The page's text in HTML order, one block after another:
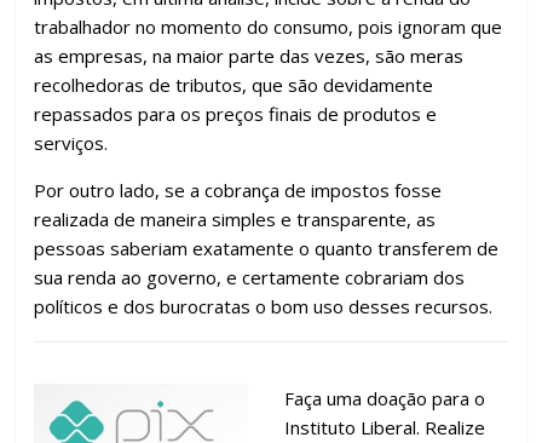
trabalhador no momento do consumo, pois ignoram que
as empresas, na maior parte das vezes, são meras
recolhedoras de tributos, que são devidamente
repassados para os preços finais de produtos e
serviços.
Por outro lado, se a cobrança de impostos fosse
realizada de maneira simples e transparente, as
pessoas saberiam exatamente o quanto transferem de
sua renda ao governo, e certamente cobrariam dos
políticos e dos burocratas o bom uso desses recursos.
Faça uma doação para o
Instituto Liberal. Realize